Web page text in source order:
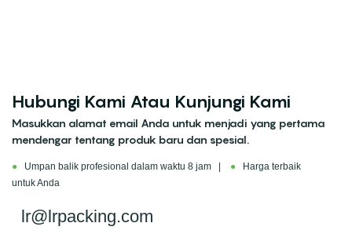
Hubungi Kami Atau Kunjungi Kami
Masukkan alamat email Anda untuk menjadi yang pertama
mendengar tentang produk baru dan spesial.
● Umpan balik profesional dalam waktu 8 jam | ●
Harga terbaik
untuk Anda
lr@lrpacking.com